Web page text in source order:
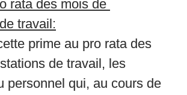
rata des mois de
travail:
prime au pro rata des
de travail, les
personnel qui, au cours de